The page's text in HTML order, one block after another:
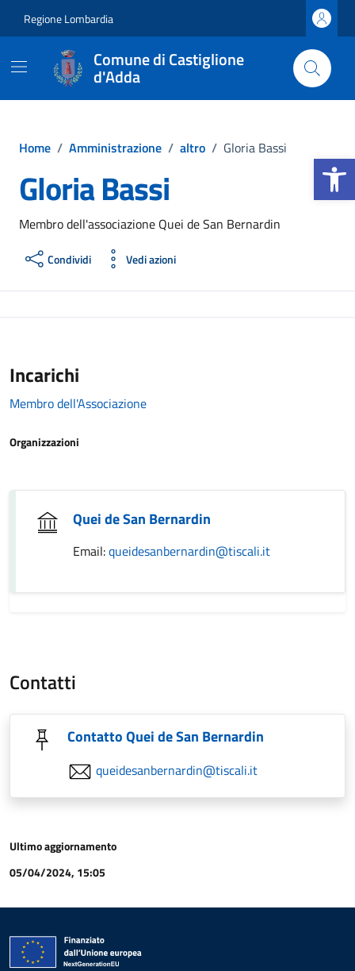
Apri la
Regione Lombardia
Comune di Castiglione
d'Adda
Home / Amministrazione / altro / Gloria Bassi
Gloria Bassi
Membro dell'associazione Quei de San Bernardin
Condividi Vedi azioni
Incarichi
Membro dell'Associazione
Organizzazioni
Quei de San Bernardin
Email:queidesanbernardin@tiscali.it
Contatti
Contatto Quei de San Bernardin
queidesanbernardin@tiscali.it
Ultimo aggiornamento
05/04/2024, 15:05